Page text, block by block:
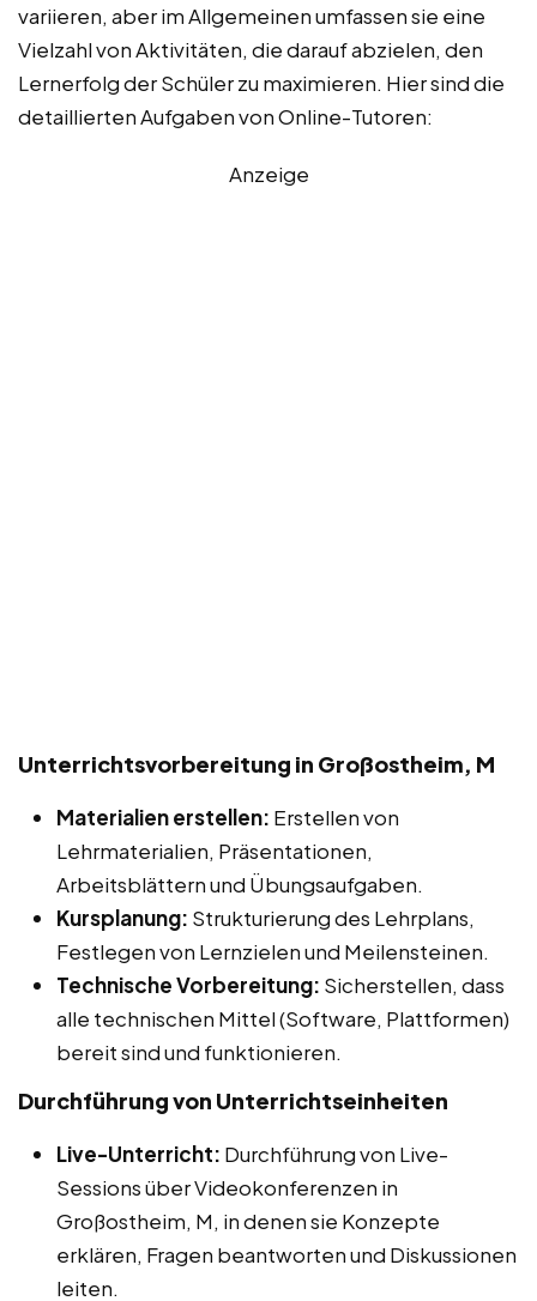
variieren, aber im Allgemeinen umfassen sie eine
Vielzahl von Aktivitäten, die darauf abzielen, den
Lernerfolg der Schüler zu maximieren. Hier sind die
detaillierten Aufgaben von Online-Tutoren:
Anzeige
Unterrichtsvorbereitung in Großostheim, M
Materialien erstellen: Erstellen von
Lehrmaterialien, Präsentationen,
Arbeitsblättern und Übungsaufgaben.
Kursplanung: Strukturierung des Lehrplans,
Festlegen von Lernzielen und Meilensteinen.
Technische Vorbereitung: Sicherstellen, dass
alle technischen Mittel (Software, Plattformen)
bereit sind und funktionieren.
Durchführung von Unterrichtseinheiten
Live-Unterricht: Durchführung von Live-
Sessions über Videokonferenzen in
Großostheim, M, in denen sie Konzepte
erklären, Fragen beantworten und Diskussionen
leiten.